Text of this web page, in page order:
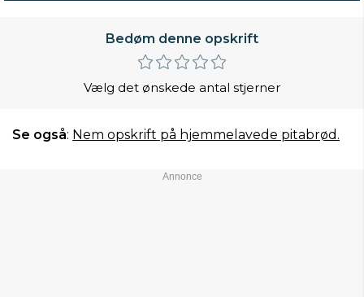
Bedøm denne opskrift
Vælg det ønskede antal stjerner
Se også: Nem opskrift på hjemmelavede pitabrød.